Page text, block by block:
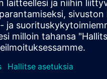
SITRANS FM
6000 I Ex de